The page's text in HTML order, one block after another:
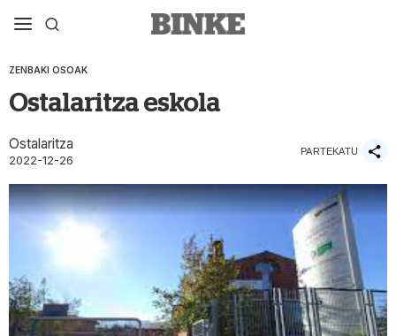
ZENBAKI OSOAK
Ostalaritza eskola
Ostalaritza
2022-12-26
PARTEKATU